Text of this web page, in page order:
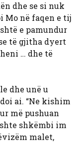
dhe se si nuk
Mo në faqen e tij
e pamundur
të gjitha dyert
… dhe të
dhe unë u
ai. “Ne kishim
më pushuan
shkëmbi im
malet,